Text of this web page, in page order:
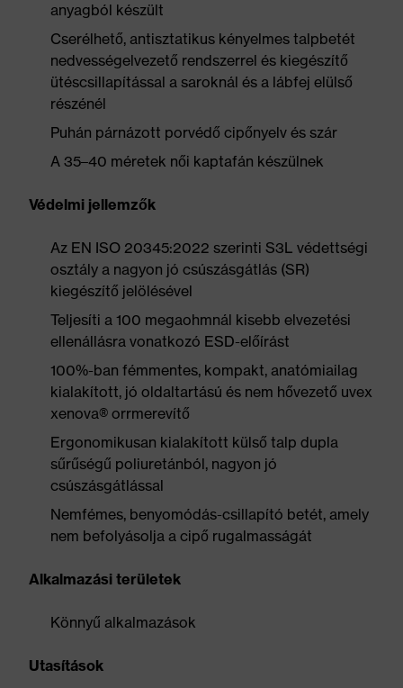
anyagból készült
Cserélhető, antisztatikus kényelmes talpbetét
nedvességelvezető rendszerrel és kiegészítő
ütéscsillapítással a saroknál és a lábfej elülső
részénél
Puhán párnázott porvédő cipőnyelv és szár
A 35–40 méretek női kaptafán készülnek
Védelmi jellemzők
Az EN ISO 20345:2022 szerinti S3L védettségi
osztály a nagyon jó csúszásgátlás (SR)
kiegészítő jelölésével
Teljesíti a 100 megaohmnál kisebb elvezetési
ellenállásra vonatkozó ESD-előírást
100%-ban fémmentes, kompakt, anatómiailag
kialakított, jó oldaltartású és nem hővezető uvex
xenova® orrmerevítő
Ergonomikusan kialakított külső talp dupla
sűrűségű poliuretánból, nagyon jó
csúszásgátlással
Nemfémes, benyomódás-csillapító betét, amely
nem befolyásolja a cipő rugalmasságát
Alkalmazási területek
Könnyű alkalmazások
Utasítások